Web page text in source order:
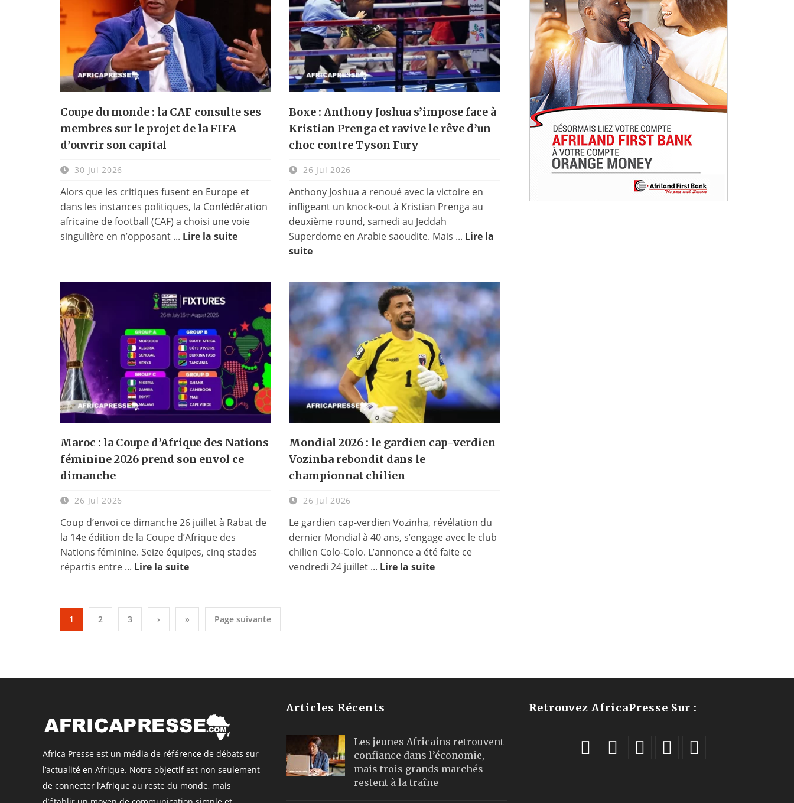
Coupe du monde : la CAF consulte ses
membres sur le projet de la FIFA
d’ouvrir son capital
30 Jul 2026
Alors que les critiques fusent en Europe et
dans les instances politiques, la Confédération
africaine de football (CAF) a choisi une voie
singulière en n’opposant ... Lire la suite
Boxe : Anthony Joshua s’impose face à
Kristian Prenga et ravive le rêve d’un
choc contre Tyson Fury
26 Jul 2026
Anthony Joshua a renoué avec la victoire en
infligeant un knock-out à Kristian Prenga au
deuxième round, samedi au Jeddah
Superdome en Arabie saoudite. Mais ... Lire la
suite
Maroc : la Coupe d’Afrique des Nations
féminine 2026 prend son envol ce
dimanche
26 Jul 2026
Coup d’envoi ce dimanche 26 juillet à Rabat de
la 14e édition de la Coupe d’Afrique des
Nations féminine. Seize équipes, cinq stades
répartis entre ... Lire la suite
Mondial 2026 : le gardien cap-verdien
Vozinha rebondit dans le
championnat chilien
26 Jul 2026
Le gardien cap-verdien Vozinha, révélation du
dernier Mondial à 40 ans, s’engage avec le club
chilien Colo-Colo. L’annonce a été faite ce
vendredi 24 juillet ... Lire la suite
1 2 3 › » Page suivante
Africa Presse est un média de référence de débats sur
l’actualité en Afrique. Notre objectif est non seulement
de connecter l’Afrique au reste du monde, mais
Articles Récents
Les jeunes Africains retrouvent
confiance dans l’économie,
mais trois grands marchés
restent à la traîne
Retrouvez AfricaPresse Sur :